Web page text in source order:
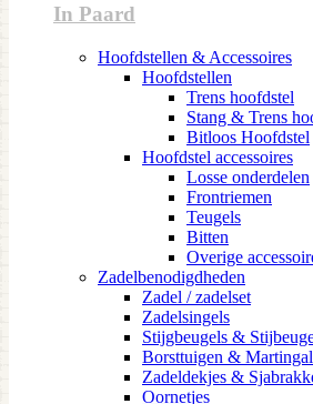
In Paard
Hoofdstellen & Accessoires
Hoofdstellen
Trens hoofdstel
Stang & Trens
Bitloos Hoofdstel
Hoofdstel accessoires
Losse onderdelen
Frontriemen
Teugels
Bitten
Overige
Zadelbenodigdheden
Zadel / zadelset
Zadelsingels
Stijgbeugels &
Borsttuigen &
Zadeldekjes &
Oornetjes